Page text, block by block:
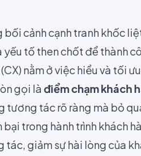
bối cảnh cạnh tranh khốc
yếu tố then chốt để thành
nằm ở việc hiểu và tối
gọi làđiểm chạm khách
tương tác rõ ràng mà bỏ
bại trong hành trình khách
tác, giảm sự hài lòng của